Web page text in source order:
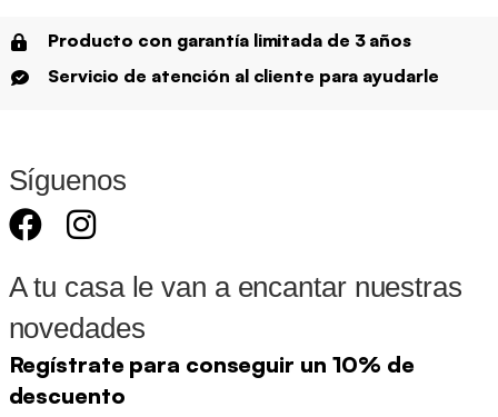
Producto con garantía limitada de 3 años
Servicio de atención al cliente para ayudarle
Síguenos
A tu casa le van a encantar nuestras
novedades
Regístrate para conseguir un 10% de
descuento